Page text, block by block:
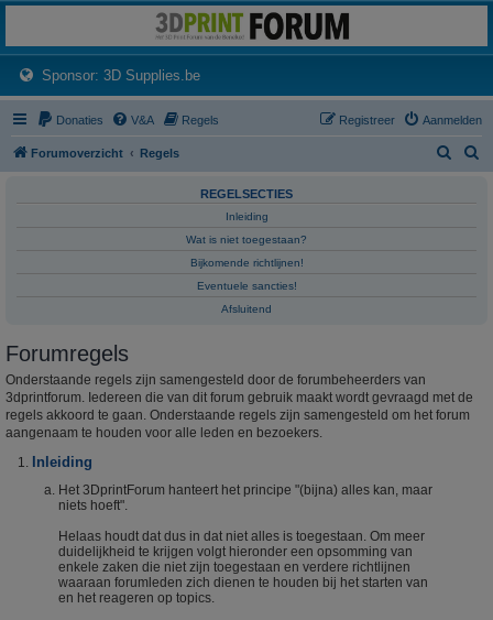
Het 3D print forum van de Benelux na de sluiting van 3dprintforum.nl
Sponsor: 3D Supplies.be(Opens a new tab)
Donaties V&A Regels Aanmelden
Registreer
Forumoverzicht Regels
e
REGELSECTIES
Inleiding
Wat is niet toegestaan?
Bijkomende richtlijnen!
Eventuele sancties!
Afsluitend
Forumregels
Onderstaande regels zijn samengesteld door de forumbeheerders van
3dprintforum. Iedereen die van dit forum gebruik maakt wordt gevraagd met de
regels akkoord te gaan. Onderstaande regels zijn samengesteld om het forum
aangenaam te houden voor alle leden en bezoekers.
Inleiding
Het 3DprintForum hanteert het principe "(bijna) alles kan, maar
niets hoeft".
Helaas houdt dat dus in dat niet alles is toegestaan. Om meer
duidelijkheid te krijgen volgt hieronder een opsomming van
enkele zaken die niet zijn toegestaan en verdere richtlijnen
waaraan forumleden zich dienen te houden bij het starten van
en het reageren op topics.